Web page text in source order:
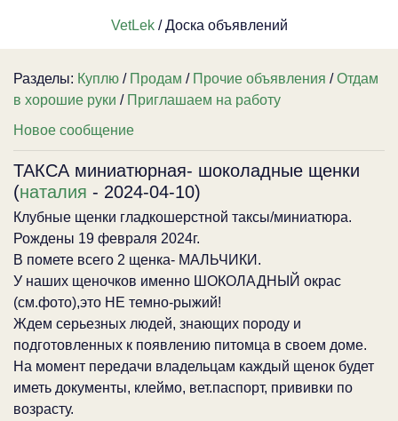
VetLek/ Доска объявлений
Разделы: Куплю / Продам / Прочие объявления /Отдам
в хорошие руки / Приглашаем на работу
Новое сообщение
ТАКСА миниатюрная- шоколадные щенки
(наталия - 2024-04-10)
Клубные щенки гладкошерстной таксы/миниатюра.
Рождены 19 февраля 2024г.
В помете всего 2 щенка- МАЛЬЧИКИ.
У наших щеночков именно ШОКОЛАДНЫЙ окрас
(см.фото),это НЕ темно-рыжий!
Ждем серьезных людей, знающих породу и
подготовленных к появлению питомца в своем доме.
На момент передачи владельцам каждый щенок будет
иметь документы, клеймо, вет.паспорт, прививки по
возрасту.